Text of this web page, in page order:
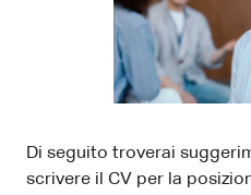
Di seguito troverai
scrivere il CV per la